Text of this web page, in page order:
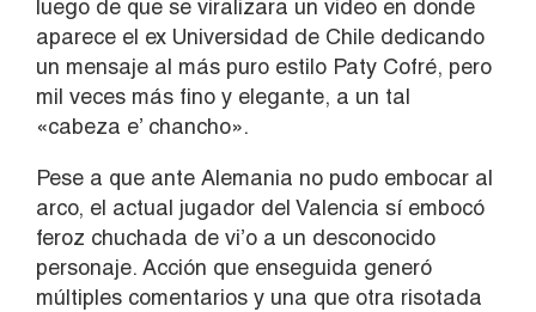
luego de que se viralizara un video en donde
aparece el ex Universidad de Chile dedicando
un mensaje al más puro estilo Paty Cofré, pero
mil veces más fino y elegante, a un tal
«cabeza e’ chancho».
Pese a que ante Alemania no pudo embocar al
arco, el actual jugador del Valencia sí embocó
feroz chuchada de vi’o a un desconocido
personaje. Acción que enseguida generó
múltiples comentarios y una que otra risotada